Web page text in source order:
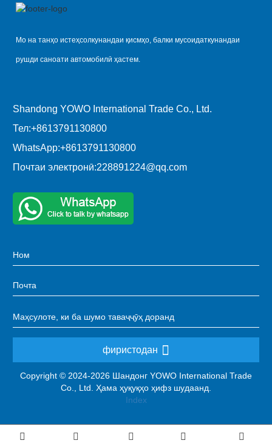
Мо на танҳо истеҳсолкунандаи қисмҳо, балки мусоидаткунандаи
рушди саноати автомобилӣ ҳастем.
Shandong YOWO International Trade Co., Ltd.
Тел:+8613791130800
WhatsApp:+8613791130800
Почтаи электронӣ:228891224@qq.com
фиристодан
Copyright © 2024-2026 Шандонг YOWO International Trade
Co., Ltd. Ҳама ҳуқуқҳо ҳифз шудаанд.
Index